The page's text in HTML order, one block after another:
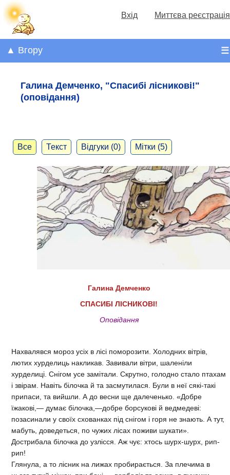
Вхід Миттєва реєстрація
☰
▲ Вгору
Галина Демченко, "Спасибі лісникові!"
(оповідання)
Все Текст Відгуки (0) Мітки (5)
Галина Демченко
СПАСИБІ ЛІСНИКОВІ!
Оповідання
Нахвалявся мороз усіх в лісі поморозити. Холодних вітрів,
лютих хурделиць накликав. Завивали вітри, шаленіли
хурделиці. Снігом усе замітали. Скрутно, голодно стало птахам
і звірам. Навіть білочка й та засмутилася. Були в неї сякі-такі
припаси, та вийшли. А до весни ще далеченько. «Добре
їжакові,— думає білочка,—добре борсукові й ведмедеві:
позасинали у своїх схованках під снігом і горя не знають. А тут,
мабуть, доведеться, по чужих лісах поживи шукати».
Дострибала білочка до узлісся. Аж чує: хтось шурх-шурх, рип-
рип!
Глянула, а то лісник на лижах пробирається. За плечима в